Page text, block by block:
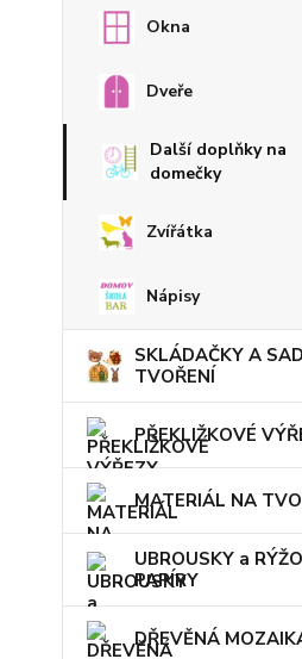
Okna
Dveře
Další doplňky na
domečky
Zvířátka
Nápisy
SKLÁDAČKY A
TVOŘENÍ
PŘEKLIŽKOVÉ
MATERIÁL NA
UBROUSKY a
PAPÍRY
DŘEVĚNÁ